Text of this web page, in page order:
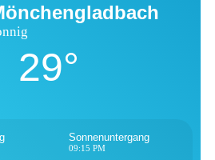
29°
Sonnenuntergang
09:15 PM